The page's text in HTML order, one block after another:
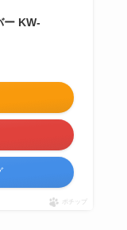
ー KW-
ポチップ